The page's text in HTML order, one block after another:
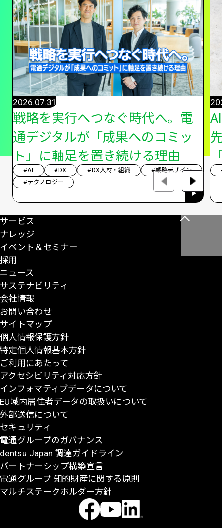
戦略を実行へつなぐ時代へ。電
通デジタルが「成果へのコミッ
ト」に軸足を置き続ける理由
2026.07.31
#AI #DX #DX人材・組織
#戦略デザイン
#テクノロジー
こ
サービス
ナレッジ
イベント＆セミナー
採用
ニュース
サステナビリティ
会社情報
お問い合わせ
サイトマップ
個人情報保護方針
特定個人情報基本方針
ご利用にあたって
アクセシビリティ対応方針
インフォマティブデータについて
EU域内居住者データの取扱いについて
外部送信について
セキュリティ
電通グループのガバナンス
dentsu Japan 調達ガイドライン
パートナーシップ構築宣言
電通グループ 知的財産に関する原則
マルチステークホルダー方針